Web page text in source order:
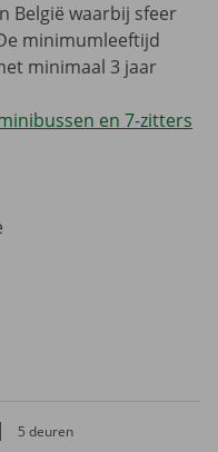
België waarbij sfeer
minimumleeftijd
minimaal 3 jaar
en 7-zitters
5 deuren